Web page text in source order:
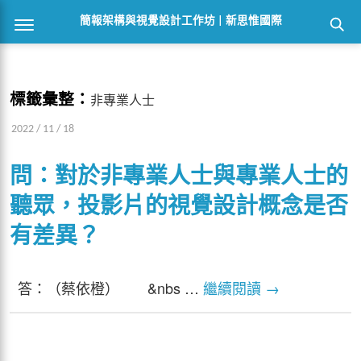
簡報架構與視覺設計工作坊 | 新思惟國際
標籤彙整： 非專業人士
2022 / 11 / 18
問：對於非專業人士與專業人士的
聽眾，投影片的視覺設計概念是否
有差異？
答：（蔡依橙） &nbs … 繼續閱讀 →